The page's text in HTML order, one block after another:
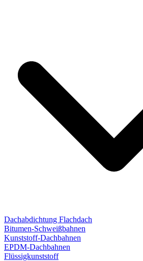
Dachabdichtung Flachdach
Bitumen-Schweißbahnen
Kunststoff-Dachbahnen
EPDM-Dachbahnen
Flüssigkunststoff